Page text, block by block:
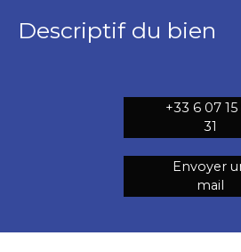
Descriptif du bien
+33 6 07 15
31
Envoyer
mail